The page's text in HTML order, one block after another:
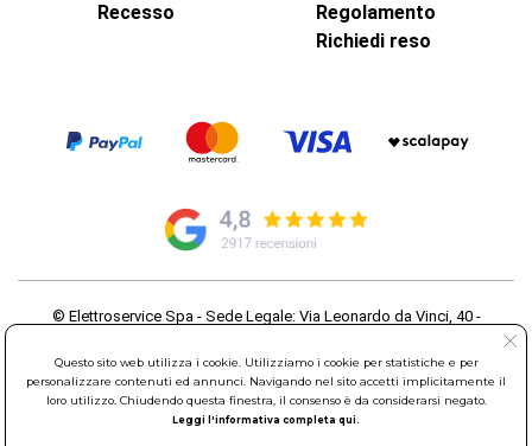
Recesso
Regolamento
Richiedi reso
© Elettroservice Spa - Sede Legale: Via Leonardo da Vinci, 40 -
Partita Iva: 01586761007 - Codice Fiscale: 06634500588 Capitale
Sociale 1.600.000,00 Euro i.v. Iscritto al Registro delle Imprese di
Roma REA: RM-535144
Sede Operativa: Via Leonardo da Vinci, 40 - 00015 Monterotondo
Questo sito web utilizza i cookie. Utilizziamo i cookie per statistiche e per
personalizzare contenuti ed annunci. Navigando nel sito accetti implicitamente il
loro utilizzo. Chiudendo questa finestra, il consenso è da considerarsi negato.
Leggi l'informativa completa qui.